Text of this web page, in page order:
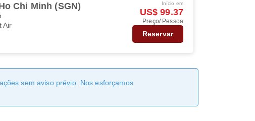
Chi Minh (SGN)
Air
Início em
US$ 99.37
Preço/ Pessoa
Reservar
sem aviso prévio. Nos esforçamos